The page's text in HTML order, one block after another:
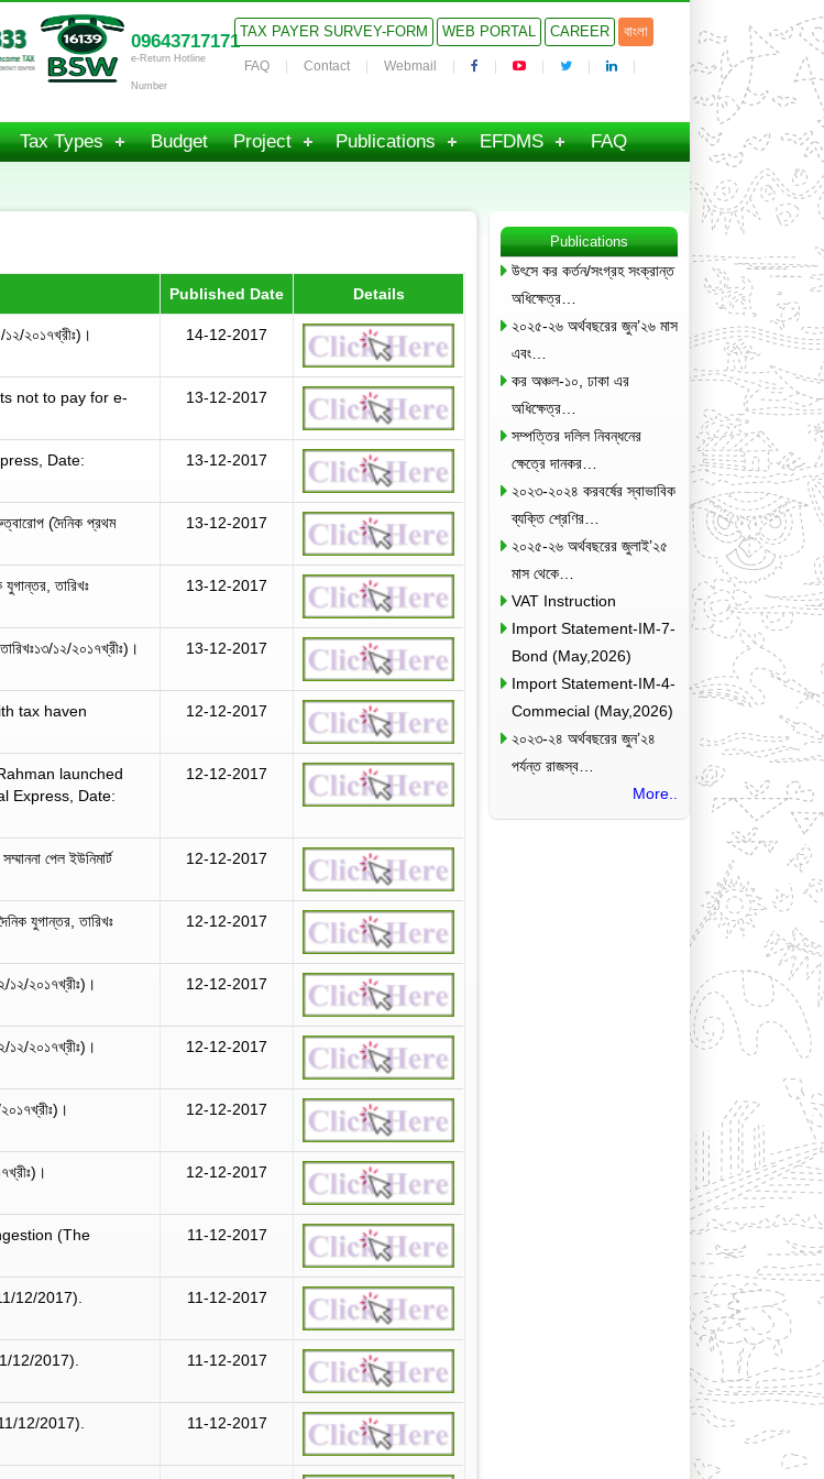
09643717171
e-Return Hotline
Number
TAX PAYER SURVEY-FORM WEB PORTAL CAREER বাংলা
FAQ Contact Webmail
Tax Types Budget Project Publications EFDMS FAQ
Published Date Details
১২/২০১৭খ্রীঃ)। 14-12-2017
not to pay for e-
13-12-2017
Date:
13-12-2017
(দৈনিক প্রথম
13-12-2017
যুগান্তর, তারিখঃ
13-12-2017
১২/২০১৭খ্রীঃ)। 13-12-2017
tax haven
12-12-2017
launched
Express, Date:
12-12-2017
পেল ইউনিমার্ট
12-12-2017
যুগান্তর, তারিখঃ
12-12-2017
১২/২০১৭খ্রীঃ)। 12-12-2017
১২/২০১৭খ্রীঃ)। 12-12-2017
12-12-2017
12-12-2017
(The
11-12-2017
12/2017). 11-12-2017
12/2017). 11-12-2017
12/2017). 11-12-2017
Publications
উৎসে কর কর্তন/সংগ্রহ সংক্রান্ত
অধিক্ষেত্র…
২০২৫-২৬ অর্থবছরের জুন’২৬ মাস
এবং…
কর অঞ্চল-১০, ঢাকা এর
অধিক্ষেত্র…
সম্পত্তির দলিল নিবন্ধনের
ক্ষেত্রে দানকর…
২০২৩-২০২৪ করবর্ষের স্বাভাবিক
ব্যক্তি শ্রেণির…
২০২৫-২৬ অর্থবছরের জুলাই’২৫
মাস থেকে…
VAT Instruction
Import Statement-IM-7-
Bond (May,2026)
Import Statement-IM-4-
Commecial (May,2026)
২০২৩-২৪ অর্থবছরের জুন’২৪
পর্যন্ত রাজস্ব…
More..